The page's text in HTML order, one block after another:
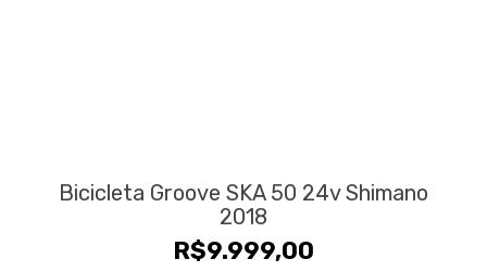
Bicicleta Groove SKA 50 24v Shimano
2018
R$9.999,00